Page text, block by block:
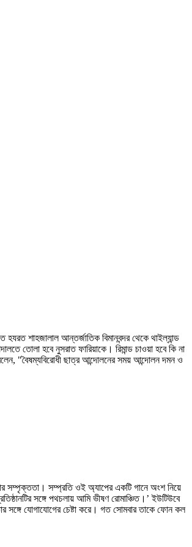
হযরত শাহজালাল আন্তর্জাতিক বিমানবন্দর থেকে থাইল্যান্ড
তোলা হবে নুসরাত ফারিয়াকে। রিমান্ড চাওয়া হবে কি না
"বৈষম্যবিরোধী ছাত্র আন্দোলনের সময় আন্দোলন দমন ও
সম্পৃক্ততা। সম্প্রতি ওই অ্যাপের একটি গানে অংশ নিয়ে
সঙ্গে পথচলায় আমি ভীষণ রোমাঞ্চিত।’ ইউটিউবে
সঙ্গে যোগাযোগের চেষ্টা করে। গত সোমবার তাকে ফোন কল